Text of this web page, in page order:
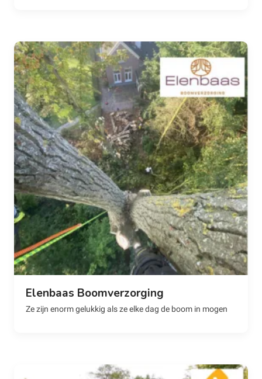
Elenbaas Boomverzorging
Ze zijn enorm gelukkig als ze elke dag de boom in mogen